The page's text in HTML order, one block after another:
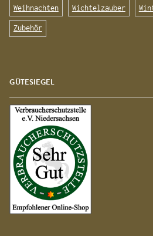
Weihnachten Wichtelzauber
Zubehör
GÜTESIEGEL